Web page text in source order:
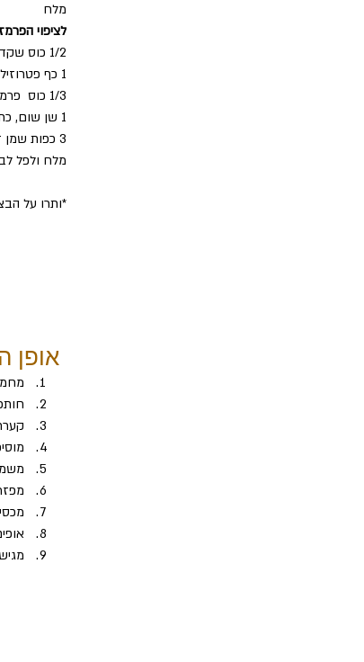
מלח
לציפוי
1/2 כוס שקדים או אגוזי לוז מרוסקים
1 כף פטרוזיליה, קצוצה דק (לא חובה)
1/3 כוס  פרמז'ן, מגורר דק
1 שן שום, כתושה
3 כפות שמן זית
מלח ולפל
*ותרו על
אופן
אופים 30-40 דקות עד שהמאפה